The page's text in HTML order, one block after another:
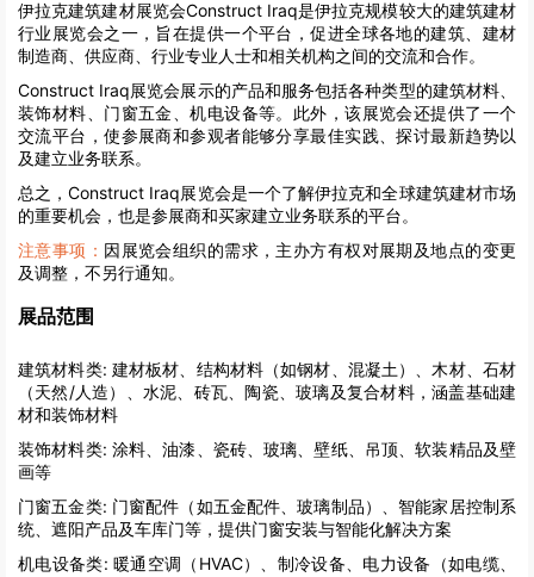
伊拉克建筑建材展览会Construct Iraq是伊拉克规模较大的建筑建材
行业展览会之一，旨在提供一个平台，促进全球各地的建筑、建材
制造商、供应商、行业专业人士和相关机构之间的交流和合作。
Construct Iraq展览会展示的产品和服务包括各种类型的建筑材料、
装饰材料、门窗五金、机电设备等。此外，该展览会还提供了一个
交流平台，使参展商和参观者能够分享最佳实践、探讨最新趋势以
及建立业务联系。
总之，Construct Iraq展览会是一个了解伊拉克和全球建筑建材市场
的重要机会，也是参展商和买家建立业务联系的平台。
注意事项： 因展览会组织的需求，主办方有权对展期及地点的变更
及调整，不另行通知。
展品范围
建筑材料类: 建材板材、结构材料（如钢材、混凝土）、木材、石材
（天然/人造）、水泥、砖瓦、陶瓷、玻璃及复合材料，涵盖基础建
材和装饰材料
装饰材料类: 涂料、油漆、瓷砖、玻璃、壁纸、吊顶、软装精品及壁
画等
门窗五金类: 门窗配件（如五金配件、玻璃制品）、智能家居控制系
统、遮阳产品及车库门等，提供门窗安装与智能化解决方案
机电设备类: 暖通空调（HVAC）、制冷设备、电力设备（如电缆、